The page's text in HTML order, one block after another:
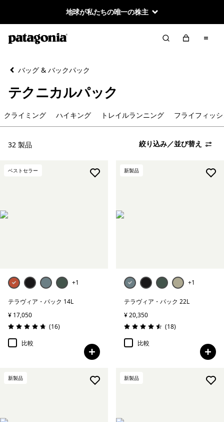
地球が私たちの唯一の株主
絞り込み／並び替え
絞り込み
カテゴリー
クライミング
ハイキング
トレイルランニング
フライフィッシング
絞り込み
容量
絞り込み
特長
絞り込み
素材
バッグ & バックパック
テクニカルパック
クライミング ハイキング トレイルランニング フライフィッ
32 製品 絞り込み／並び替え
ベストセラー
+1
テラヴィア・パック 14L
¥ 17,050
評価: 4.8 / 5
(16レビュー
)
比較
新製品
+1
テラヴィア・パック 22L
¥ 20,350
評価: 4.5 / 5
(18レビュー
)
比較
新製品 新製品